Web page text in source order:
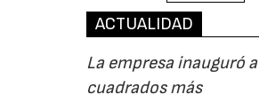
ACTUALIDAD
La empresa inauguró
cuadrados más